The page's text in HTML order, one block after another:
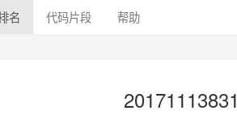
名 代码片段 帮助
20171113831